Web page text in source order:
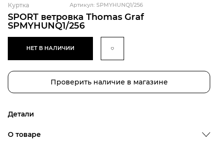
SPORT ветровка Thomas Graf
SPMYHUNQ1/256
Куртка Артикул: SPMYHUNQ1/256
НЕТ В НАЛИЧИИ
Проверить наличие в магазине
Детали
О товаре